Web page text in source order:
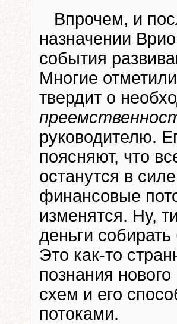
Впрочем, и
назначении
события
Многие
твердит о
руководителю.
поясняют, что
останутся в
финансовые
изменятся. Ну,
деньги
Это как-то
познания
схем и его
потоками.